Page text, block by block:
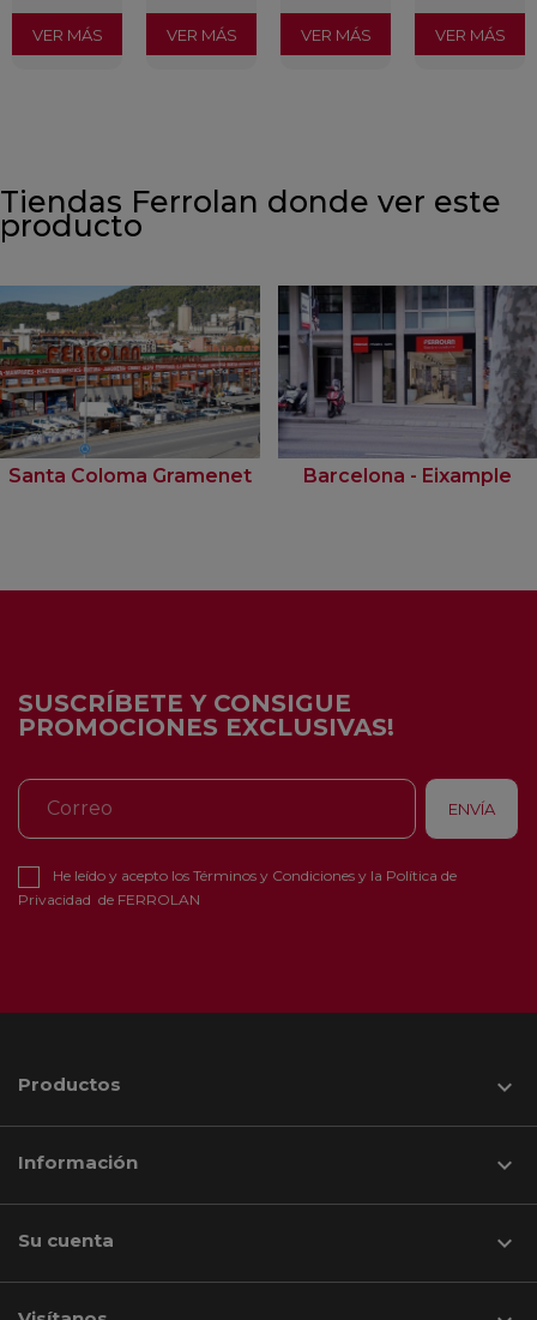
VER MÁS VER MÁS VER MÁS VER MÁS
Tiendas Ferrolan donde ver este
producto
Santa Coloma Gramenet Barcelona - Eixample
SUSCRÍBETE Y CONSIGUE
PROMOCIONES EXCLUSIVAS!
He leído y acepto los Términos y Condiciones y la Política de
Privacidad de FERROLAN
Productos 
Información 
Su cuenta 